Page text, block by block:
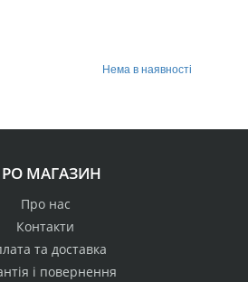
Нема в наявності
МАГАЗИН
Про нас
Контакти
та доставка
і повернення